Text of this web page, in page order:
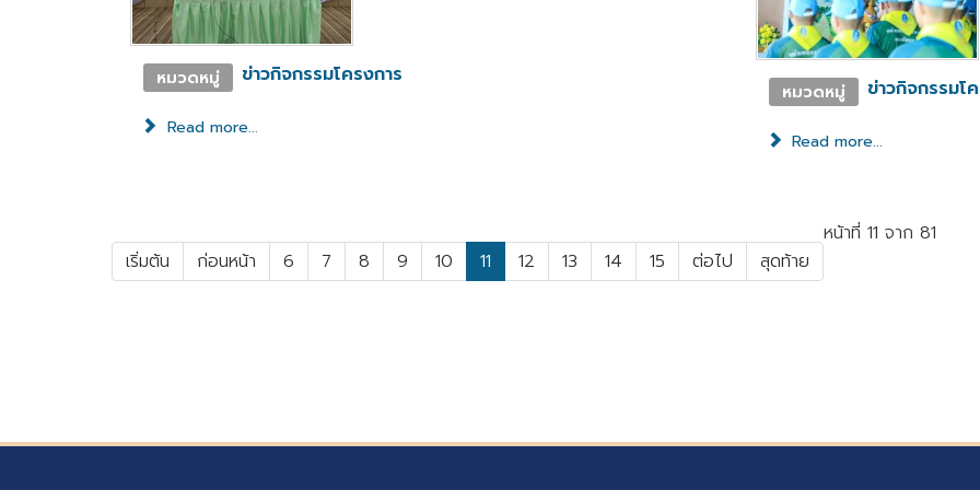
หมวดหมู่ ข่าวกิจกรรมโครงการ
Read more...
หมวดหมู่ ข่าวกิจกรรมโ
Read more...
หน้าที่ 11 จาก 81
เริ่มต้น
ก่อนหน้า 6 7 8 9 10 11 12 13 14 15 ต่อไป สุดท้าย